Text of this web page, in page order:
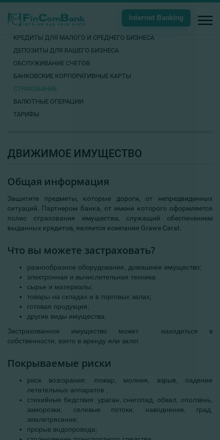
Internet Banking
КРЕДИТЫ ДЛЯ МАЛОГО И СРЕДНЕГО БИЗНЕСА
ДЕПОЗИТЫ ДЛЯ ВАШЕГО БИЗНЕСА
ОБСЛУЖИВАНИЕ СЧЕТОВ
БАНКОВСКИЕ КОРПОРАТИВНЫЕ КАРТЫ
СТРАХОВАНИЕ
ВАЛЮТНЫЕ ОПЕРАЦИИ
ТАРИФЫ
ДВИЖИМОЕ ИМУЩЕСТВО
Общая информация
Защитите предметы, которые дороги, от непредвиденных
ситуаций. Партнером банка, от имени которого оформляется
полис страхования имущества, служащий обеспечением
выданных кредитов, является компания Grawe Carat.
Что вы можете застраховать?
разнообразное оборудование, домашнее имущество;
электронная и вычислительная техника
сырье и материалы;
товары на складах и в торговых залах;
готовая продукция;
другие виды имущества.
Застрахованное имущество может находиться в
собственности, взято в аренду или залог.
Покрываемые риски
риск возгорания: пожар, молния, взрыв, падение
летательных аппаратов ;
стихийные бедствия: ураган, снегопад, обвал, оползень,
заморозки, селевые потоки, наводнение, град,
землетрясение;
прорыв водопровода;